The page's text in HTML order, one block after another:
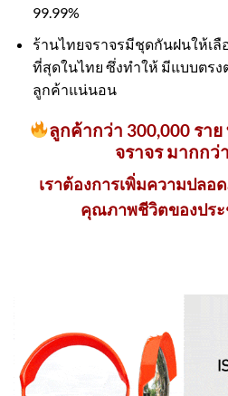
99.99%
ร้านไทยจราจรมีชุดกันฝนให้เ
ที่สุดในไทย ซึ่งทำให้ มีแบบตร
ลูกค้าแน่นอน
ลูกค้ากว่า 300,000 รา
จราจร มากกว่
เราต้องการเพิ่มความปลอ
คุณภาพชีวิตของปร